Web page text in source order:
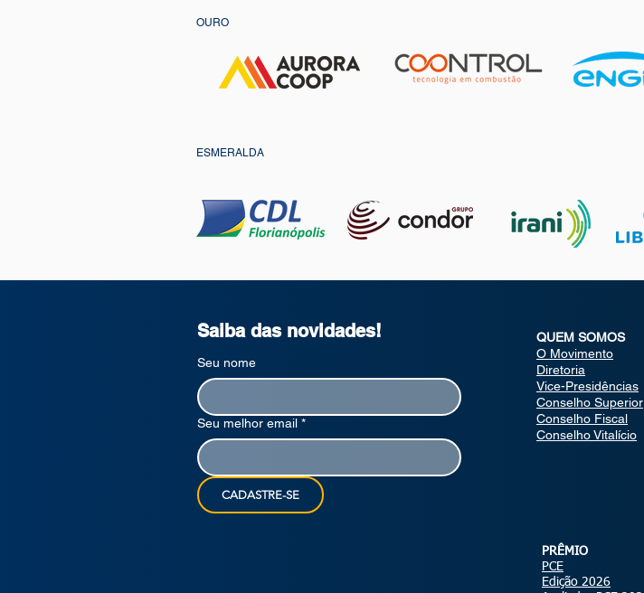
OURO
ESMERALDA
Saiba das novidades!
Seu nome
Seu melhor email *
CADASTRE-SE
QUEM SOMOS
O Movimento
Diretoria
Vice-Presidências
Conselho Superior
Conselho Fiscal
Conselho Vitalício
PRÊMIO
PCE
Edição 2026